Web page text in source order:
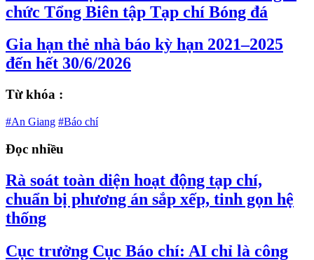
chức Tổng Biên tập Tạp chí Bóng đá
Gia hạn thẻ nhà báo kỳ hạn 2021–2025
đến hết 30/6/2026
Từ khóa :
#An Giang #Báo chí
Đọc nhiều
Rà soát toàn diện hoạt động tạp chí,
chuẩn bị phương án sắp xếp, tinh gọn hệ
thống
Cục trưởng Cục Báo chí: AI chỉ là công